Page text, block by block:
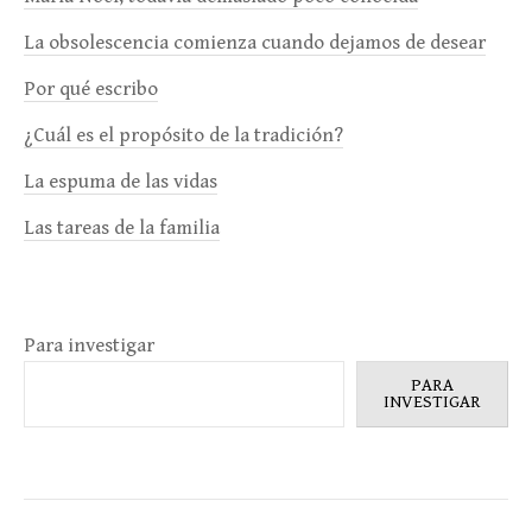
La obsolescencia comienza cuando dejamos de desear
Por qué escribo
¿Cuál es el propósito de la tradición?
La espuma de las vidas
Las tareas de la familia
Para investigar
PARA
INVESTIGAR